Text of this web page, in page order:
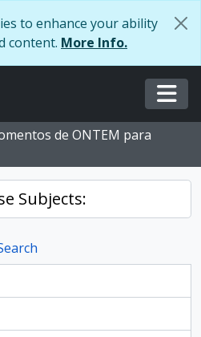
to enhance your ability
content. More Info.
de ONTEM para
Subjects: